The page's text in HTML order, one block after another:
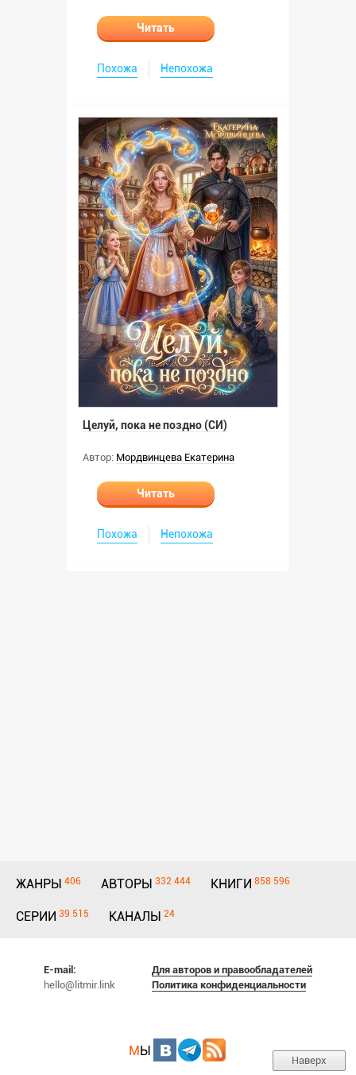
Читать
Похожа Непохожа
Целуй, пока не поздно (СИ)
Автор: Мордвинцева Екатерина
Читать
Похожа Непохожа
ЖАНРЫ 406 АВТОРЫ 332 444 КНИГИ 858 596
СЕРИИ 39 515 КАНАЛЫ 24
E-mail:
hello@litmir.link
Для авторов и правообладателей
Политика конфиденциальности
МЫ
Наверх